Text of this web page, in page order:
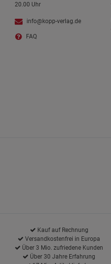
20.00 Uhr
info@kopp-verlag.de
FAQ
Kauf auf Rechnung
Versandkostenfrei in Europa
Über 3 Mio. zufriedene Kunden
Über 30 Jahre Erfahrung